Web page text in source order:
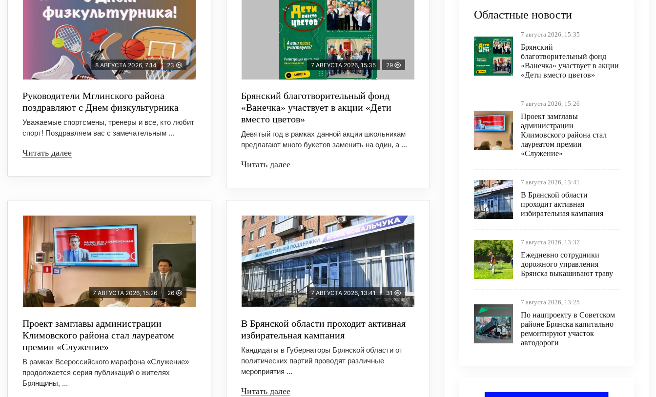
8 АВГУСТА 2026, 7:14 23
Руководители Мглинского района
поздравляют с Днем физкультурника
Уважаемые спортсмены, тренеры и все, кто любит
спорт! Поздравляем вас с замечательным ...
Читать далее
7 АВГУСТА 2026, 15:35 29
Брянский благотворительный фонд
«Ванечка» участвует в акции «Дети
вместо цветов»
Девятый год в рамках данной акции школьникам
предлагают много букетов заменить на один, а ...
Читать далее
7 АВГУСТА 2026, 15:26 26
Проект замглавы администрации
Климовского района стал лауреатом
премии «Служение»
В рамках Всероссийского марафона «Служение»
продолжается серия публикаций о жителях
Брянщины, ...
7 АВГУСТА 2026, 13:41 31
В Брянской области проходит активная
избирательная кампания
Кандидаты в Губернаторы Брянской области от
политических партий проводят различные
мероприятия ...
Читать далее
Областные новости
7 августа 2026, 15:35
Брянский
благотворительный фонд
«Ванечка» участвует в акции
«Дети вместо цветов»
7 августа 2026, 15:26
Проект замглавы
администрации
Климовского района стал
лауреатом премии
«Служение»
7 августа 2026, 13:41
В Брянской области
проходит активная
избирательная кампания
7 августа 2026, 13:37
Ежедневно сотрудники
дорожного управления
Брянска выкашивают траву
7 августа 2026, 13:25
По нацпроекту в Советском
районе Брянска капитально
ремонтируют участок
автодороги